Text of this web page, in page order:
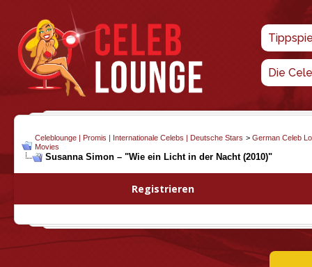
Die
Celeblounge | Promis | Internationale Celebs | Deutsche Stars > German Celeb
Movies
Susanna Simon – "Wie ein Licht in der Nacht (2010)"
Registrieren